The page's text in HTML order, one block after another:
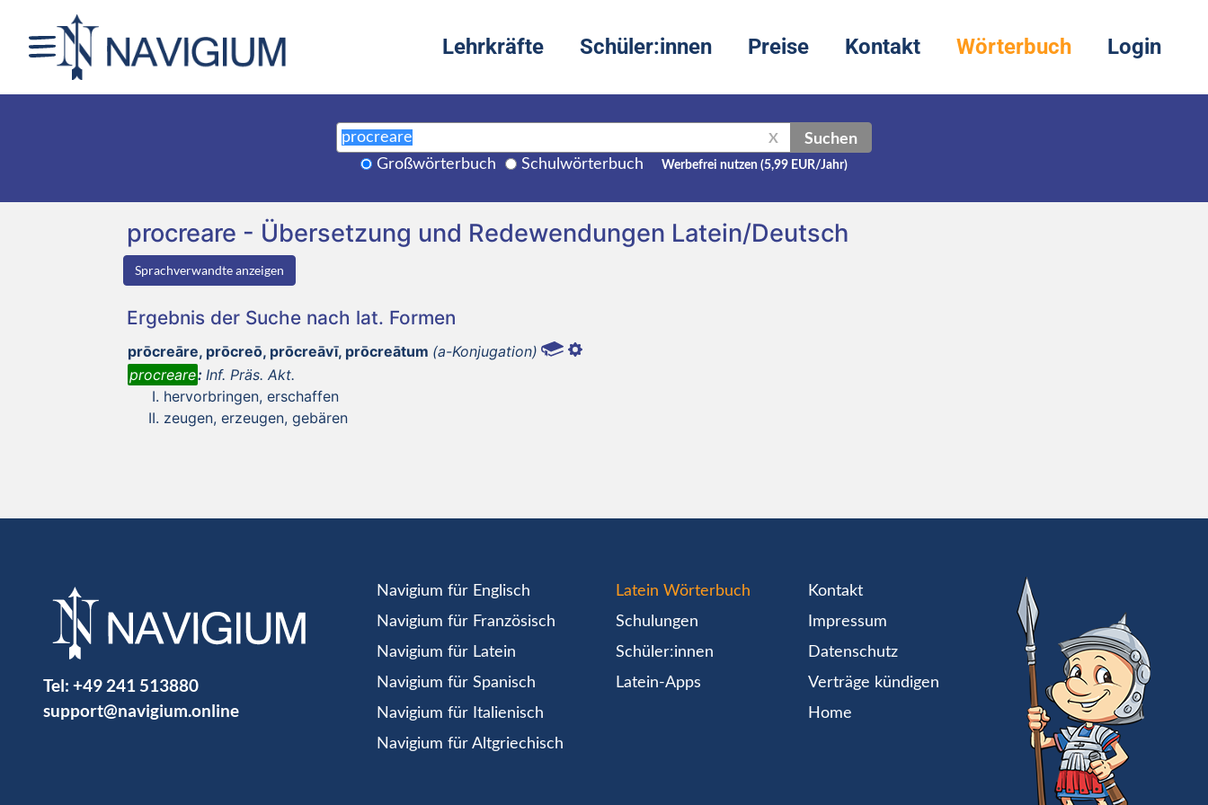
Lehrkräfte Schüler:innen Preise Kontakt Wörterbuch Login
X Suchen
Großwörterbuch Schulwörterbuch Werbefrei nutzen (5,99 EUR/Jahr)
procreare - Übersetzung und Redewendungen Latein/Deutsch
Sprachverwandte anzeigen
Ergebnis der Suche nach lat. Formen
prōcreāre, prōcreō, prōcreāvī, prōcreātum (a-Konjugation)
procreare: Inf. Präs. Akt.
hervorbringen, erschaffen
zeugen, erzeugen, gebären
Tel: +49 241 513880
support@navigium.online
Navigium für Englisch
Navigium für Französisch
Navigium für Latein
Navigium für Spanisch
Navigium für Italienisch
Navigium für Altgriechisch
Latein Wörterbuch
Schulungen
Schüler:innen
Latein-Apps
Kontakt
Impressum
Datenschutz
Verträge kündigen
Home